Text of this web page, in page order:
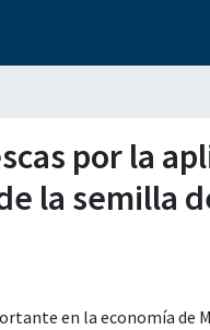
por la
la semilla
en la economía de